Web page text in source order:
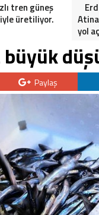
tren güneş
üretiliyor.
yol
Paylaş